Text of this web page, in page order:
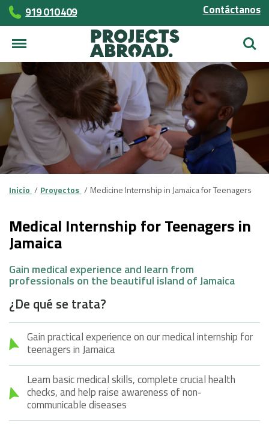
919 010 409 Contáctanos
Inicio Proyectos Medicine Internship in Jamaica for Teenagers
Medical Internship for Teenagers in
Jamaica
Gain medical experience and learn from
professionals on the beautiful island of Jamaica
¿De qué se trata?
Gain practical experience on our medical internship for
teenagers in Jamaica
Learn basic medical skills, complete crucial health
checks, and help raise awareness of non-
communicable diseases